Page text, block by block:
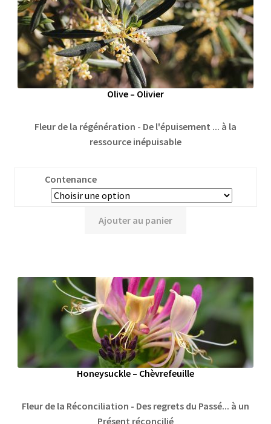
Olive – Olivier
Fleur de la régénération - De l'épuisement ... à la
ressource inépuisable
Contenance
Ajouter au panier
Honeysuckle – Chèvrefeuille
Fleur de la Réconciliation - Des regrets du Passé... à un
Présent réconcilié